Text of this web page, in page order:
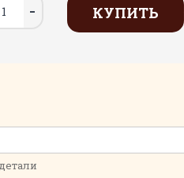
КУПИТЬ